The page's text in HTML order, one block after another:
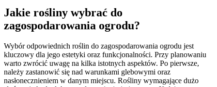
Jakie rośliny wybrać do
zagospodarowania ogrodu?
Wybór odpowiednich roślin do zagospodarowania ogrodu jest
kluczowy dla jego estetyki oraz funkcjonalności. Przy planowaniu
warto zwrócić uwagę na kilka istotnych aspektów. Po pierwsze,
należy zastanowić się nad warunkami glebowymi oraz
nasłonecznieniem w danym miejscu. Rośliny wymagające dużo